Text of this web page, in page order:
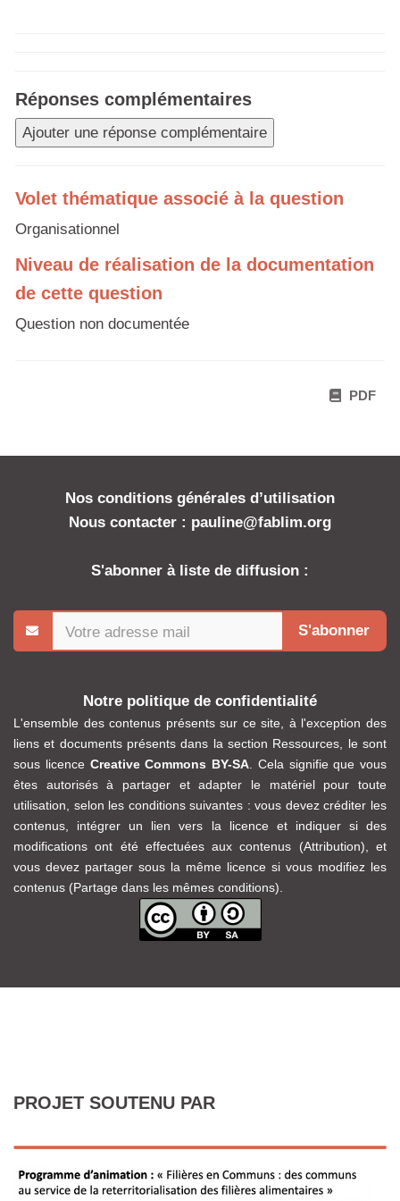
Réponses complémentaires
Ajouter une réponse complémentaire
Volet thématique associé à la question
Organisationnel
Niveau de réalisation de la documentation
de cette question
Question non documentée
PDF
Nos conditions générales d’utilisation
Nous contacter : pauline@fablim.org
S'abonner à liste de diffusion :
S'abonner
Notre politique de confidentialité
L'ensemble des contenus présents sur ce site, à l'exception des
liens et documents présents dans la section Ressources, le sont
sous licence Creative Commons BY-SA . Cela signifie que vous
êtes autorisés à partager et adapter le matériel pour toute
utilisation, selon les conditions suivantes : vous devez créditer les
contenus, intégrer un lien vers la licence et indiquer si des
modifications ont été effectuées aux contenus (Attribution), et
vous devez partager sous la même licence si vous modifiez les
contenus (Partage dans les mêmes conditions).
PROJET SOUTENU PAR